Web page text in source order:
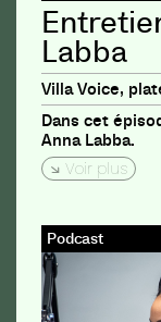
Labba
Villa Voice,
Dans cet
Anna Labba.
Voir plus
Podcast